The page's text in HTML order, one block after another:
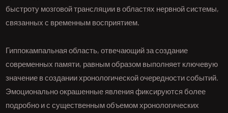
быстроту мозговой трансляции в областях нервной системы,
связанных с временным восприятием.
Гиппокампальная область, отвечающий за создание
современных памяти, равным образом выполняет ключевую
значение в создании хронологической очередности событий.
Эмоционально окрашенные явления фиксируются более
подробно и с существенным объемом хронологических